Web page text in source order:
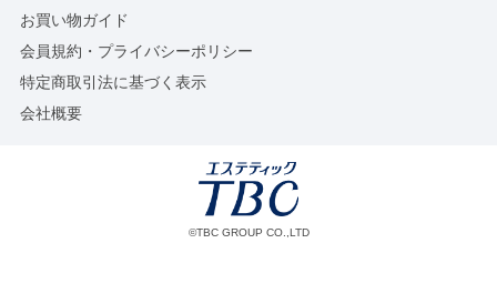
お買い物ガイド
会員規約・プライバシーポリシー
特定商取引法に基づく表示
会社概要
©TBC GROUP CO.,LTD